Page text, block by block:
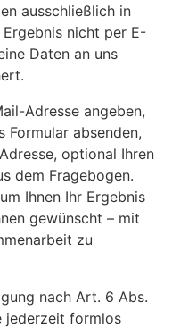
ausschließlich in
Ergebnis nicht per E-
Daten an uns
Adresse angeben,
Formular absenden,
optional Ihren
dem Fragebogen.
Ihnen Ihr Ergebnis
gewünscht – mit
zu
nach Art. 6 Abs.
jederzeit formlos